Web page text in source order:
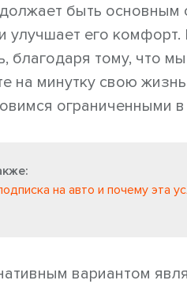
быть основным
улучшает его
благодаря тому, что
на минутку свою
ограниченными
на авто и почему эта
вариантом